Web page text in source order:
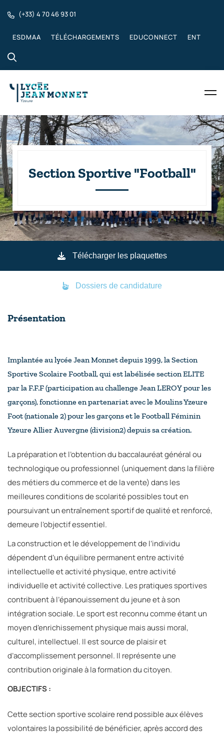
(+33) 4 70 46 93 01
ESDMAA TÉLÉCHARGEMENTS EDUCONNECT ENT
Section Sportive "Football"
Télécharger les plaquettes
Dossiers de candidature
Présentation
Implantée au lycée Jean Monnet depuis 1999, la Section
Sportive Scolaire Football, qui est labélisée section ELITE
par la F.F.F (participation au challenge Jean LEROY pour les
garçons), fonctionne en partenariat avec le Moulins Yzeure
Foot (nationale 2) pour les garçons et le Football Féminin
Yzeure Allier Auvergne (division2) depuis sa création.
La préparation et l’obtention du baccalauréat général ou
technologique ou professionnel (uniquement dans la filière
des métiers du commerce et de la vente) dans les
meilleures conditions de scolarité possibles tout en
poursuivant un entraînement sportif de qualité et renforcé,
demeure l’objectif essentiel.
La construction et le développement de l’individu
dépendent d’un équilibre permanent entre activité
intellectuelle et activité physique, entre activité
individuelle et activité collective. Les pratiques sportives
contribuent à l’épanouissement du jeune et à son
intégration sociale. Le sport est reconnu comme étant un
moyen d’enrichissement physique mais aussi moral,
culturel, intellectuel. Il est source de plaisir et
d’accomplissement personnel. Il représente une
contribution originale à la formation du citoyen.
OBJECTIFS :
Cette section sportive scolaire rend possible aux élèves
volontaires la possibilité de bénéficier, après accord des